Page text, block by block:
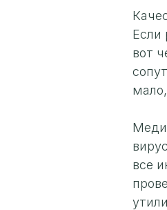
Если
вот
все